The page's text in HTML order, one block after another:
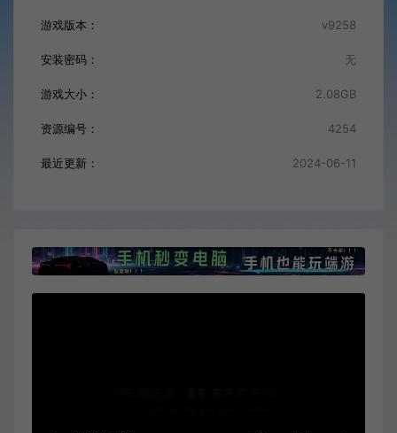
游戏版本： v9258
安装密码： 无
游戏大小： 2.08GB
资源编号： 4254
最近更新： 2024-06-11